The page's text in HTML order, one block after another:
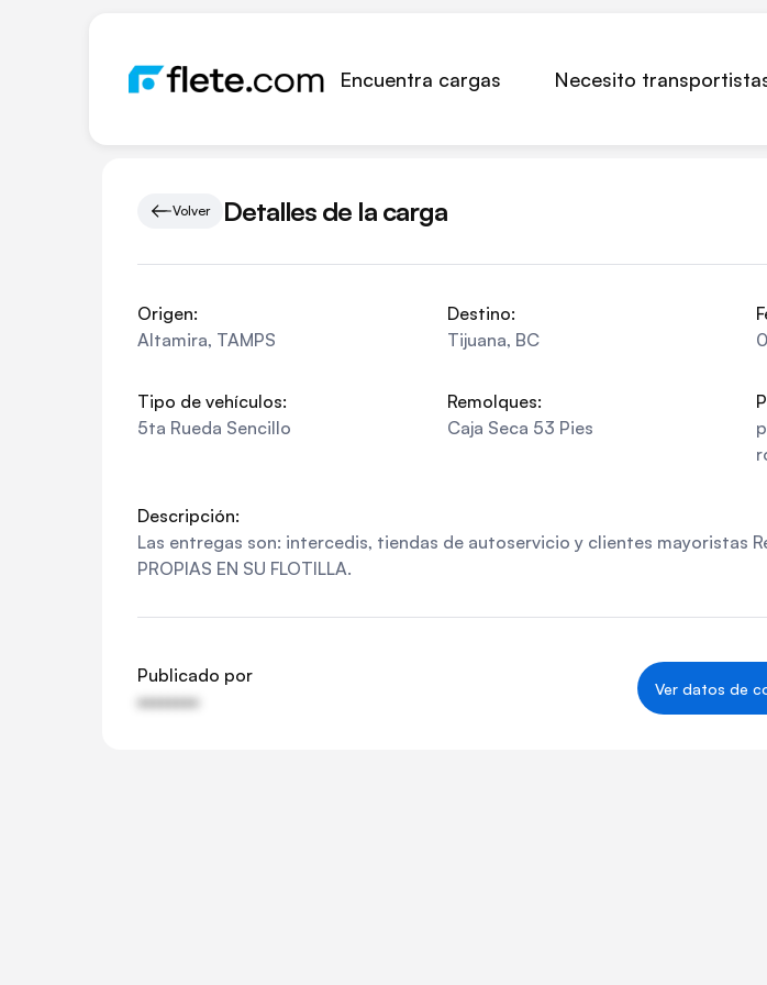
Encuentra cargas Necesito
Volver Detalles de la carga
Origen:
Altamira, TAMPS
Destino:
Tijuana, BC
Tipo de vehículos:
5ta Rueda Sencillo
Remolques:
Caja Seca 53 Pies
Descripción:
Las entregas son: intercedis, tiendas de autoservicio y clientes mayoristas
PROPIAS EN SU FLOTILLA.
Publicado por
••••••••
Ver datos de